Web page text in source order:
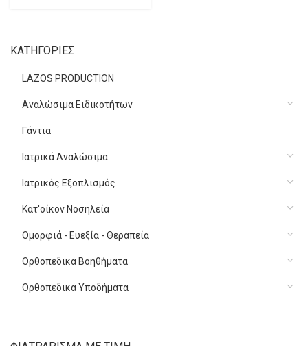
ΚΑΤΗΓΟΡΙΕΣ
LAZOS PRODUCTION
Αναλώσιμα Ειδικοτήτων
Γάντια
Ιατρικά Αναλώσιμα
Ιατρικός Εξοπλισμός
Κατ'οίκον Νοσηλεία
Ομορφιά - Ευεξία - Θεραπεία
Ορθοπεδικά Βοηθήματα
Ορθοπεδικά Υποδήματα